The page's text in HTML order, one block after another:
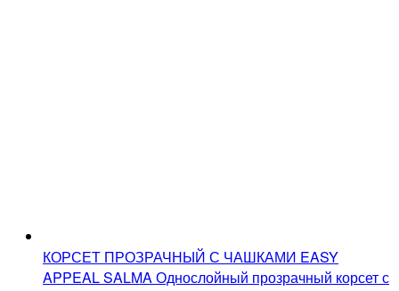
КОРСЕТ ПРОЗРАЧНЫЙ С ЧАШКАМИ EASY
APPEAL SALMAОднослойный прозрачный корсет с